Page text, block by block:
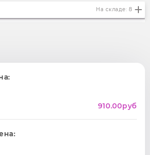
На складе: 8
910.00руб